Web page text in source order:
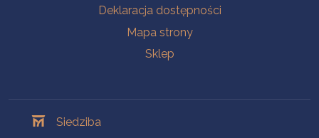
Deklaracja dostępności
Mapa strony
Sklep
Siedziba